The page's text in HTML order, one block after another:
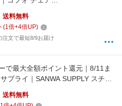
〜1235mm] Chair
ック FCC-XB [オットマンあり /
あり /ヘッドレストあり /ロッキン
イニングあり]
送料無料
(1倍+4倍UP)
注文で最短8/9お届け
で最大全額ポイント還元｜8/11ま
プライ｜SANWA SUPPLY スチー
ンターラック
） MR-68WN
送料無料